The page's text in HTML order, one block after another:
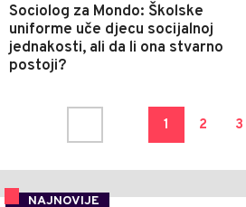
Sociolog za Mondo: Školske
uniforme uče djecu socijalnoj
jednakosti, ali da li ona stvarno
postoji?
1 2 3
NAJNOVIJE